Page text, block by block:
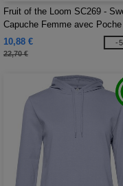
Fruit of the Loom SC269 -
Capuche Femme avec Poche
Kangourou
10,88 €
22,70 €
-